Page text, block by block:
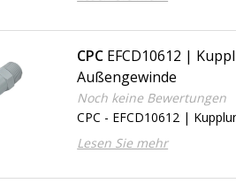
CPC EFCD10612 |
Außengewinde
Noch keine Bewertungen
CPC - EFCD10612 |
Lesen Sie mehr